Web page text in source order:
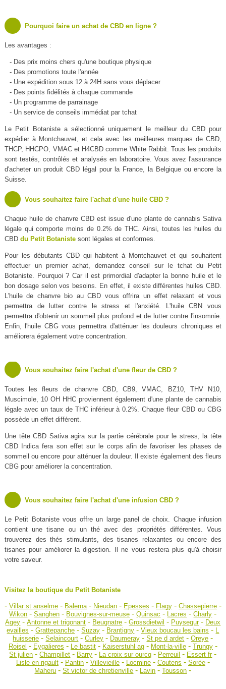
Pourquoi faire un achat de CBD en ligne ?
Les avantages :
- Des prix moins chers qu'une boutique physique
- Des promotions toute l'année
- Une expédition sous 12 à 24H sans vous déplacer
- Des points fidélités à chaque commande
- Un programme de parrainage
- Un service de conseils immédiat par tchat
Le Petit Botaniste a sélectionné uniquement le meilleur du CBD pour
expédier à Montchauvet, et cela avec les meilleures marques de CBD,
THCP, HHCPO, VMAC et H4CBD comme White Rabbit. Tous les produits
sont testés, contrôlés et analysés en laboratoire. Vous avez l'assurance
d'acheter un produit CBD légal pour la France, la Belgique ou encore la
Suisse.
Vous souhaitez faire l'achat d'une huile CBD ?
Chaque huile de chanvre CBD est issue d'une plante de cannabis Sativa
légale qui comporte moins de 0.2% de THC. Ainsi, toutes les huiles du
CBD du Petit Botanistesont légales et conformes.
Pour les débutants CBD qui habitent à Montchauvet et qui souhaitent
effectuer un premier achat, demandez conseil sur le tchat du Petit
Botaniste. Pourquoi ? Car il est primordial d'adapter la bonne huile et le
bon dosage selon vos besoins. En effet, il existe différentes huiles CBD.
L'huile de chanvre bio au CBD vous offrira un effet relaxant et vous
permettra de lutter contre le stress et l'anxiété. L'huile CBN vous
permettra d'obtenir un sommeil plus profond et de lutter contre l'insomnie.
Enfin, l'huile CBG vous permettra d'atténuer les douleurs chroniques et
améliorera également votre concentration.
Vous souhaitez faire l'achat d'une fleur de CBD ?
Toutes les fleurs de chanvre CBD, CB9, VMAC, BZ10, THV N10,
Muscimole, 10 OH HHC proviennent également d'une plante de cannabis
légale avec un taux de THC inférieur à 0.2%. Chaque fleur CBD ou CBG
possède un effet différent.
Une tête CBD Sativa agira sur la partie cérébrale pour le stress, la tête
CBD Indica fera son effet sur le corps afin de favoriser les phases de
sommeil ou encore pour atténuer la douleur. Il existe également des fleurs
CBG pour améliorer la concentration.
Vous souhaitez faire l'achat d'une infusion CBD ?
Le Petit Botaniste vous offre un large panel de choix. Chaque infusion
contient une tisane ou un thé avec des propriétés différentes. Vous
trouverez des thés stimulants, des tisanes relaxantes ou encore des
tisanes pour améliorer la digestion. Il ne vous restera plus qu'à choisir
votre saveur.
Visitez la boutique du Petit Botaniste
- Villar st anselme- Balerna- Nieudan- Epesses - Flagy- Chassepierre-
Wikon -Sanghen - Bouvignes-sur-meuse -Quinsac - Lacres -Charly -
Agey -Antonne et trigonant - Beugnatre -Grossdietwil - Puysegur- Deux
evailles -Grattepanche -Suzay - Brantigny -Vieux boucau les bains - L
huisserie -Selaincourt -Curley - Daumeray -St pe d ardet -Oreye -
Roisel - Eygalieres - Le bastit- Kaiserstuhl ag- Mont-la-ville- Trungy-
St julien -Champillet - Barry - La croix sur ourcq - Perreuil - Essert fr-
Lisle en rigault- Pantin- Villevieille- Locmine- Coutens - Sorée-
Maheru -St victor de chretienville - Lavin -Tousson -